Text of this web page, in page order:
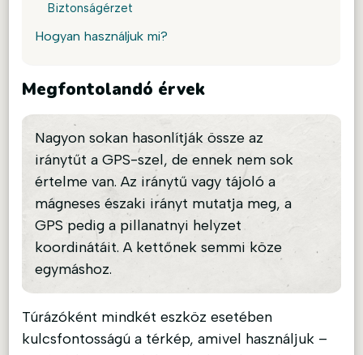
Biztonságérzet
Hogyan használjuk mi?
Megfontolandó érvek
Nagyon sokan hasonlítják össze az
iránytűt a GPS-szel, de ennek nem sok
értelme van. Az iránytű vagy tájoló a
mágneses északi irányt mutatja meg, a
GPS pedig a pillanatnyi helyzet
koordinátáit. A kettőnek semmi köze
egymáshoz.
Túrázóként mindkét eszköz esetében
kulcsfontosságú a térkép, amivel használjuk –